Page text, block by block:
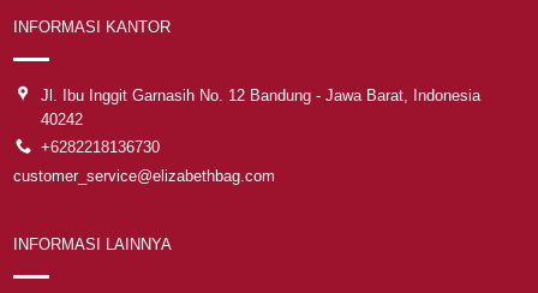
INFORMASI KANTOR
Jl. Ibu Inggit Garnasih No. 12 Bandung - Jawa Barat, Indonesia
40242
+6282218136730
customer_service@elizabethbag.com
INFORMASI LAINNYA